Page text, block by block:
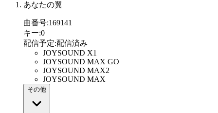
あなたの翼
曲番号:169141
キー:0
配信予定:配信済み
JOYSOUND X1
JOYSOUND MAX GO
JOYSOUND MAX2
JOYSOUND MAX
その他